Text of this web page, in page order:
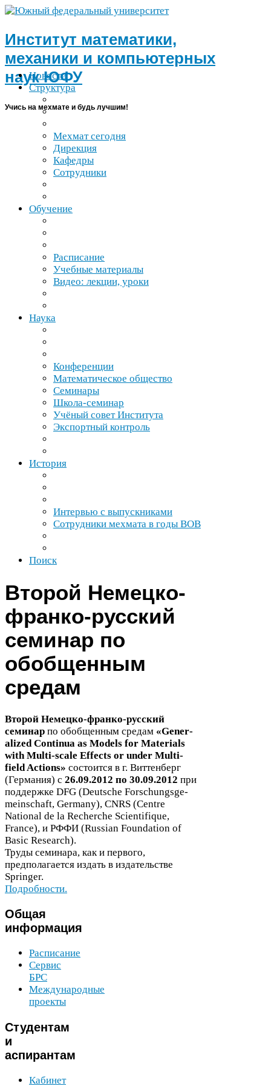
Институт математики,
механики и компьютерных
наукЮФУ
Учись на мехмате и будь лучшим!
Новости
Структура
Мехмат сегодня
Дирекция
Кафедры
Сотрудники
Обучение
Расписание
Учебные материалы
Видео: лекции, уроки
Наука
Конференции
Математическое общество
Семинары
Школа-​семинар
Учёный совет Института
Экспортный контроль
История
Интервью с выпускниками
Сотрудники мехмата в годы ВОВ
Поиск
Второй Немецко-​
франко-​русский
семинар по
обобщенным
средам
Второй Немецко-​франко-​русский
семинар по обобщенным средам «Gen­er­
al­ized Con­tinua as Mod­els for Mate­ri­als
with Multi-​scale Effects or under Multi-​
field Actions» состоится в г. Виттенберг
(Германия) с 26.09.2012 по 30.09.2012 при
поддержке DFG (Deutsche Forschungs­ge­
mein­schaft, Ger­many), CNRS (Cen­tre
National de la Recherche Sci­en­tifique,
France), и РФФИ (Russ­ian Foun­da­tion of
Basic Research).
Труды семинара, как и первого,
предполагается издать в издательстве
Springer.
Подробности.
Общая
информация
Расписание
Сервис
БРС
Международные
проекты
Студентам
и
аспирантам
Кабинет